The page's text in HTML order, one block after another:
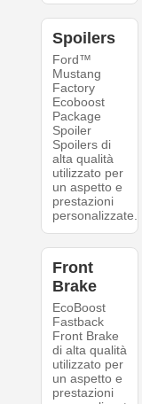
Spoilers
Ford™
Mustang
Factory
Ecoboost
Package
Spoiler
Spoilers di
alta qualità
utilizzato per
un aspetto e
prestazioni
personalizzate.
Front
Brake
EcoBoost
Fastback
Front Brake
di alta qualità
utilizzato per
un aspetto e
prestazioni